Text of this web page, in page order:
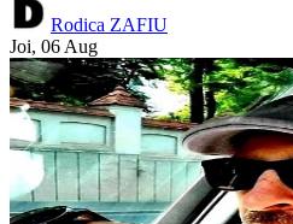
Rodica ZAFIU
Joi, 06 Aug